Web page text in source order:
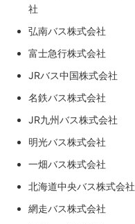
社
弘南バス株式会社
富士急行株式会社
JRバス中国株式会社
名鉄バス株式会社
JR九州バス株式会社
明光バス株式会社
一畑バス株式会社
北海道中央バス株式会社
網走バス株式会社